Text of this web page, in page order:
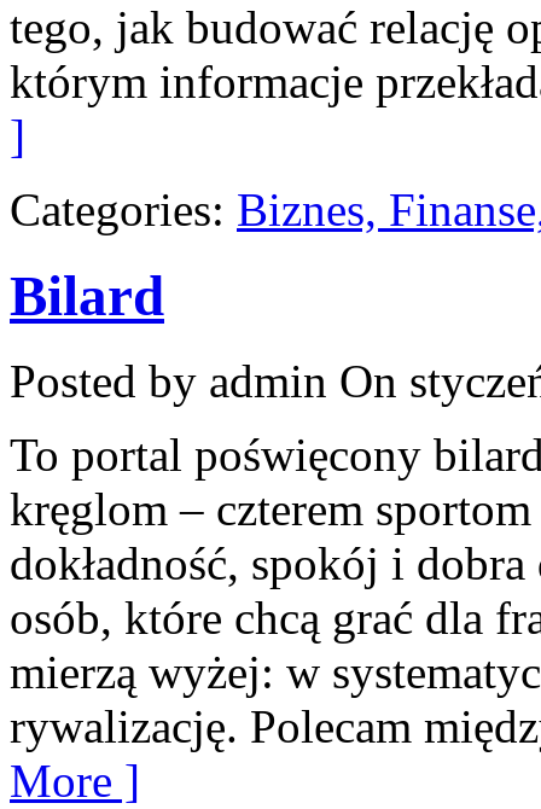
tego, jak budować relację
którym informacje
]
Categories: Biznes,
Bilard
Posted by admin On
To portal poświęcony
kręglom – czterem
dokładność, spokój i
osób, które chcą grać dla
mierzą wyżej: w
rywalizację. Polecam
More ]